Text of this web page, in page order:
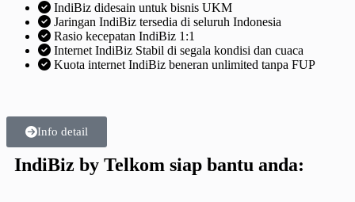
IndiBiz didesain untuk bisnis UKM
Jaringan IndiBiz tersedia di seluruh Indonesia
Rasio kecepatan IndiBiz 1:1
Internet IndiBiz Stabil di segala kondisi dan cuaca
Kuota internet IndiBiz beneran unlimited tanpa FUP
Info detail
IndiBiz by Telkom siap bantu anda: